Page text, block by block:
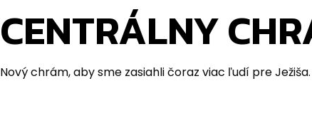
CENTRÁLNY
Nový chrám, aby sme zasiahli čoraz viac ľudí pre Ježiša.